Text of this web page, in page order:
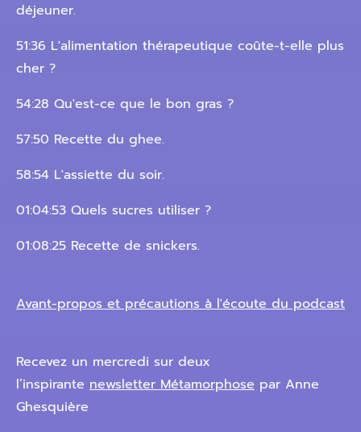
déjeuner.
51:36 L'alimentation thérapeutique coûte-t-elle plus
cher ?
54:28 Qu'est-ce que le bon gras ?
57:50 Recette du ghee.
58:54 L'assiette du soir.
01:04:53 Quels sucres utiliser ?
01:08:25 Recette de snickers.
Avant-propos et précautions à l'écoute du podcast
Recevez un mercredi sur deux
l’inspirante newsletter Métamorphose par Anne
Ghesquière